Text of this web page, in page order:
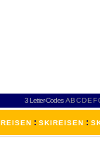
3 Letter-Codes ABCDEF
: SKIREISEN :